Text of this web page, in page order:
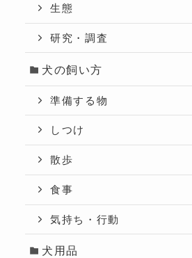
生態
研究・調査
犬の飼い方
準備する物
しつけ
散歩
食事
気持ち・行動
犬用品